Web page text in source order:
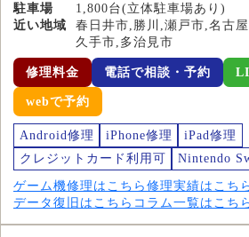
駐車場
1,800台(立体駐車場あり)
近い地域
春日井市,勝川,瀬戸市,名古
久手市,多治見市
修理料金 電話で相談・予約
webで予約
Android修理 iPhone修理
iPad修理
クレジットカード利用可
Nintendo
ゲーム機修理はこちら 修理実績はこち
データ復旧はこちら コラム一覧はこち